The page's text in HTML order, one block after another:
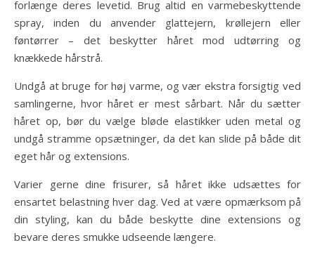
forlænge deres levetid. Brug altid en varmebeskyttende
spray, inden du anvender glattejern, krøllejern eller
føntørrer – det beskytter håret mod udtørring og
knækkede hårstrå.
Undgå at bruge for høj varme, og vær ekstra forsigtig ved
samlingerne, hvor håret er mest sårbart. Når du sætter
håret op, bør du vælge bløde elastikker uden metal og
undgå stramme opsætninger, da det kan slide på både dit
eget hår og extensions.
Varier gerne dine frisurer, så håret ikke udsættes for
ensartet belastning hver dag. Ved at være opmærksom på
din styling, kan du både beskytte dine extensions og
bevare deres smukke udseende længere.